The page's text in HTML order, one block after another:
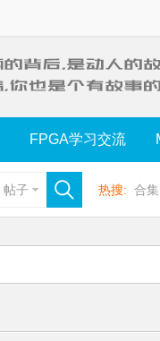
FPGA学习交流
帖子 热搜: 合集